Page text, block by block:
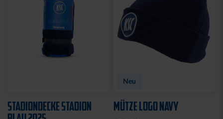
STADIONDECKE STADION
Neu
MÜTZE LOGO NAVY